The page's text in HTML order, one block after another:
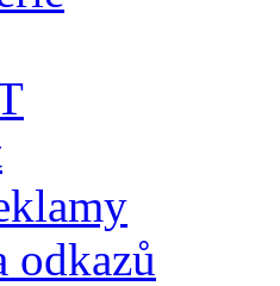
odkazů